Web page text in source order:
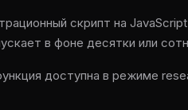
скрипт на
в фоне десятки или
доступна в режиме